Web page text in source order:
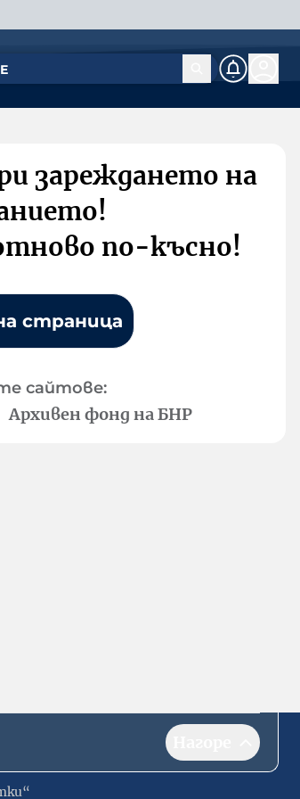
зареждането на
по-късно!
страница
сайтове:
Архивен фонд на БНР